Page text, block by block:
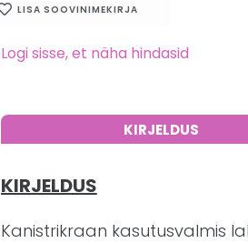
LISA SOOVINIMEKIRJA
Logi sisse, et näha hindasid
KIRJELDUS
KIRJELDUS
Kanistrikraan kasutusvalmis